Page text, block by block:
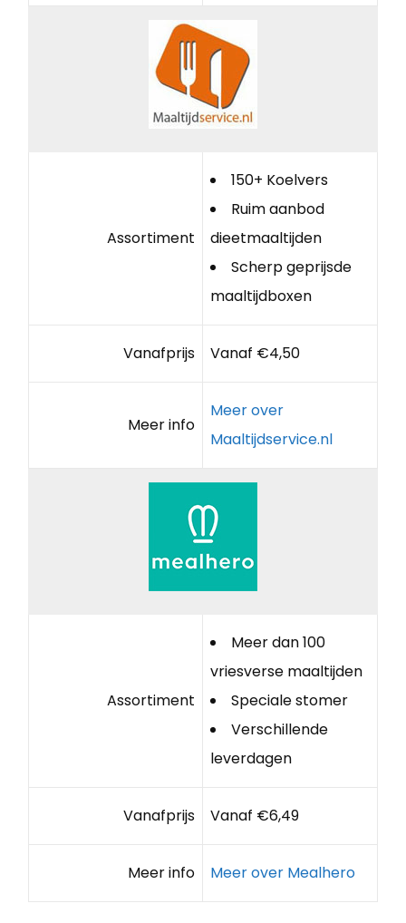
Assortiment
150+ Koelvers
Ruim aanbod
dieetmaaltijden
Scherp geprijsde
maaltijdboxen
Vanafprijs Vanaf €4,50
Meer info
Meer over
Maaltijdservice.nl
Assortiment
Meer dan 100
vriesverse maaltijden
Speciale stomer
Verschillende
leverdagen
Vanafprijs Vanaf €6,49
Meer info Meer over Mealhero